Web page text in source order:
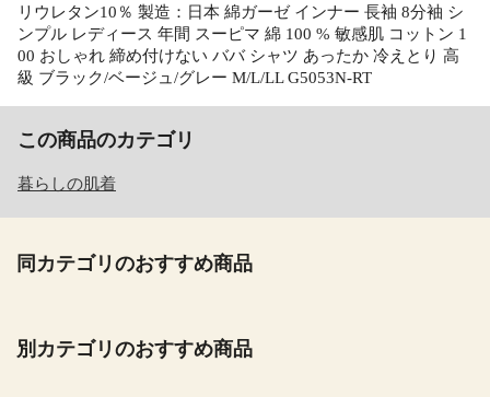
リウレタン10％ 製造：日本 綿ガーゼ インナー 長袖 8分袖 シ
ンプル レディース 年間 スーピマ 綿 100 % 敏感肌 コットン 1
00 おしゃれ 締め付けない ババ シャツ あったか 冷えとり 高
級 ブラック/ベージュ/グレー M/L/LL G5053N-RT
この商品のカテゴリ
暮らしの肌着
同カテゴリのおすすめ商品
別カテゴリのおすすめ商品